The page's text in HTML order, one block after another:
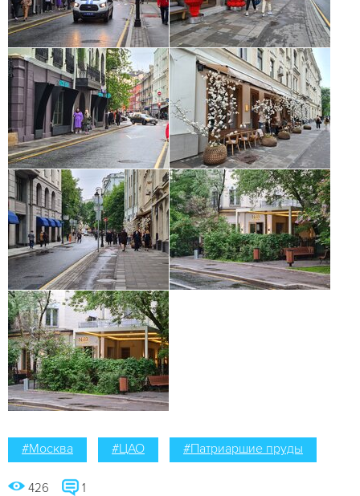
#Москва #ЦАО #Патриаршие пруды
426 1